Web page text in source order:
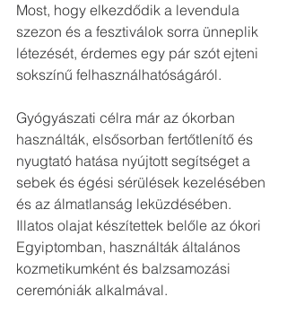
Most, hogy elkezdődik a levendula
szezon és a fesztiválok sorra ünneplik
létezését, érdemes egy pár szót ejteni
sokszínű felhasználhatóságáról.
Gyógyászati célra már az ókorban
használták, elsősorban fertőtlenítő és
nyugtató hatása nyújtott segítséget a
sebek és égési sérülések kezelésében
és az álmatlanság leküzdésében.
Illatos olajat készítettek belőle az ókori
Egyiptomban, használták általános
kozmetikumként és balzsamozási
ceremóniák alkalmával.